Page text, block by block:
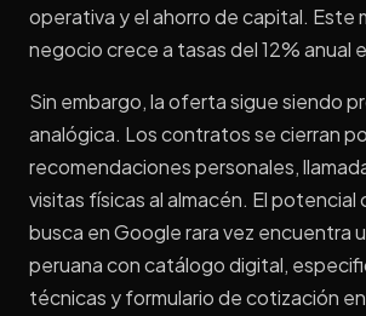
operativa y el ahorro de capital. Este
negocio crece a tasas del 12% anual
Sin embargo, la oferta sigue siendo
analógica. Los contratos se cierran
recomendaciones personales,
visitas físicas al almacén. El potencial
busca en Google rara vez encuentra
peruana con catálogo digital,
técnicas y formulario de cotización